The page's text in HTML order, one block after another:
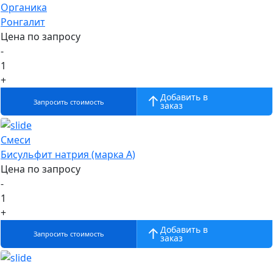
Органика
Ронгалит
Цена по запросу
-
1
+
Запросить стоимость Добавить в
заказ
Смеси
Бисульфит натрия (марка А)
Цена по запросу
-
1
+
Запросить стоимость Добавить в
заказ